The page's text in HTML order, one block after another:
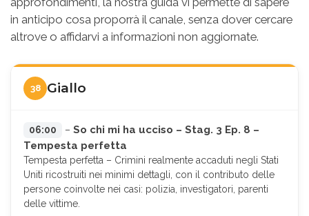
in anticipo cosa proporrà il canale, senza dover cercare
altrove o affidarvi a informazioni non aggiornate.
38 Giallo
06:00 – So chi mi ha ucciso – Stag. 3 Ep. 8 –
Tempesta perfetta
Tempesta perfetta – Crimini realmente accaduti negli Stati
Uniti ricostruiti nei minimi dettagli, con il contributo delle
persone coinvolte nei casi: polizia, investigatori, parenti
delle vittime.